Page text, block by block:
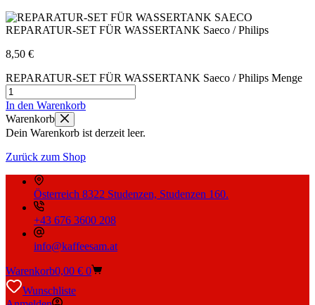
REPARATUR-SET FÜR WASSERTANK Saeco / Philips
8,50 €
REPARATUR-SET FÜR WASSERTANK Saeco / Philips Menge
In den Warenkorb
Warenkorb
Dein Warenkorb ist derzeit leer.
Zurück zum Shop
Österreich 8322 Studenzen, Studenzen 160.
+43 676 3600 208
info@kaffeesam.at
Warenkorb0,00 € 0
Wunschliste